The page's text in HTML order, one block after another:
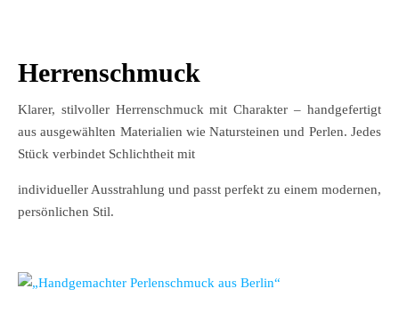
Herrenschmuck
Klarer, stilvoller Herrenschmuck mit Charakter – handgefertigt
aus ausgewählten Materialien wie Natursteinen und Perlen. Jedes
Stück verbindet Schlichtheit mit
individueller Ausstrahlung und passt perfekt zu einem modernen,
persönlichen Stil.